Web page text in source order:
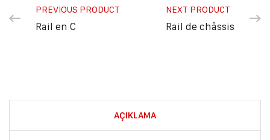
PREVIOUS PRODUCT
Rail en C
NEXT PRODUCT
Rail de châssis
AÇIKLAMA